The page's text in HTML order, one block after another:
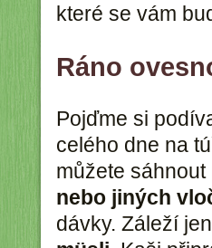
které se vám
Ráno
Pojďme si
celého dne na
můžete
nebo jiných
dávky. Záleží